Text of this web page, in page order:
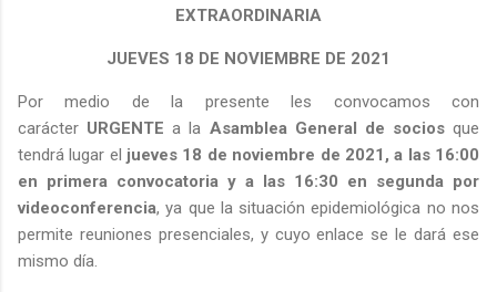
EXTRAORDINARIA
JUEVES 18 DE NOVIEMBRE DE 2021
Por medio de la presente les convocamos con
carácter URGENTE a la Asamblea General de sociosque
tendrá lugar el jueves 18 de noviembre de 2021, a las 16:00
en primera convocatoria y a las 16:30 en segunda por
videoconferencia, ya que la situación epidemiológica no nos
permite reuniones presenciales, y cuyo enlace se le dará ese
mismo día.